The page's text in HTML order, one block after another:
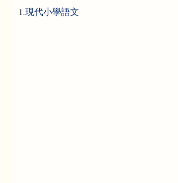
1.現代小學語文